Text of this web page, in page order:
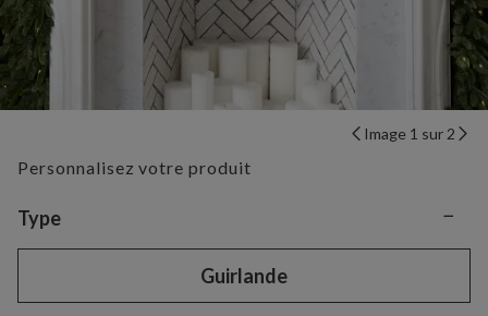
Image 1 sur 2
Personnalisez votre produit
Variant selection
Type −
Guirlande